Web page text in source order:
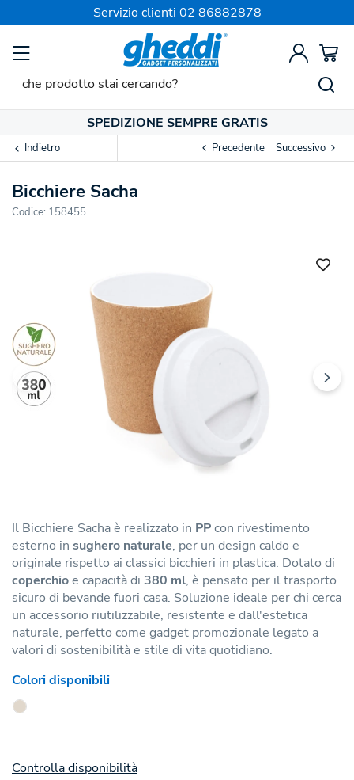
Servizio clienti 02 86882878
SPEDIZIONE SEMPRE GRATIS
Indietro Precedente Successivo
Bicchiere Sacha
Codice: 158455
Il Bicchiere Sacha è realizzato in PPcon rivestimento
esterno in sughero naturale, per un design caldo e
originale rispetto ai classici bicchieri in plastica. Dotato di
coperchioe capacità di 380 ml, è pensato per il trasporto
sicuro di bevande fuori casa. Soluzione ideale per chi cerca
un accessorio riutilizzabile, resistente e dall'estetica
naturale, perfetto come gadget promozionale legato a
valori di sostenibilità e stile di vita quotidiano.
Colori disponibili
Controlla disponibilità